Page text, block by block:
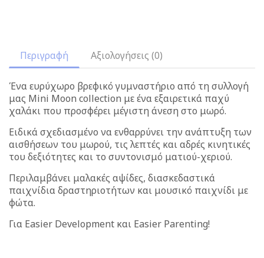
Περιγραφή Αξιολογήσεις (0)
Ένα ευρύχωρο βρεφικό γυμναστήριο από τη συλλογή
μας Mini Moon collection με ένα εξαιρετικά παχύ
χαλάκι που προσφέρει μέγιστη άνεση στο μωρό.
Ειδικά σχεδιασμένο να ενθαρρύνει την ανάπτυξη των
αισθήσεων του μωρού, τις λεπτές και αδρές κινητικές
του δεξιότητες και το συντονισμό ματιού-χεριού.
Περιλαμβάνει μαλακές αψίδες, διασκεδαστικά
παιχνίδια δραστηριοτήτων και μουσικό παιχνίδι με
φώτα.
Για Easier Development και Easier Parenting!